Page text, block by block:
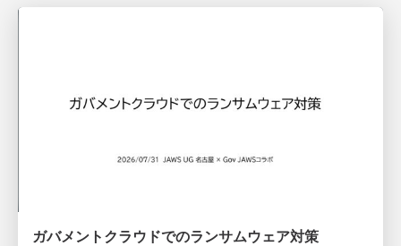
ガバメントクラウドでのランサムウェア対策